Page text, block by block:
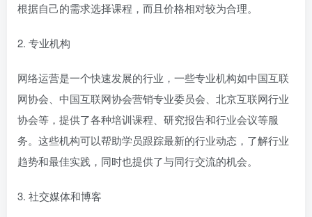
根据自己的需求选择课程，而且价格相对较为合理。
2. 专业机构
网络运营是一个快速发展的行业，一些专业机构如中国互联
网协会、中国互联网协会营销专业委员会、北京互联网行业
协会等，提供了各种培训课程、研究报告和行业会议等服
务。这些机构可以帮助学员跟踪最新的行业动态，了解行业
趋势和最佳实践，同时也提供了与同行交流的机会。
3. 社交媒体和博客